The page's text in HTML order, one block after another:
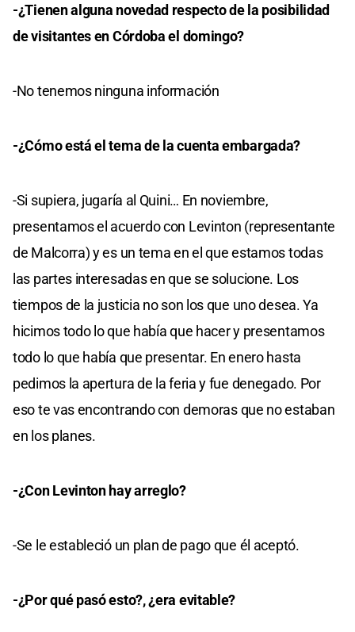
-¿Tienen alguna novedad respecto de la posibilidad
de visitantes en Córdoba el domingo?
-No tenemos ninguna información
-¿Cómo está el tema de la cuenta embargada?
-Si supiera, jugaría al Quini… En noviembre,
presentamos el acuerdo con Levinton (representante
de Malcorra) y es un tema en el que estamos todas
las partes interesadas en que se solucione. Los
tiempos de la justicia no son los que uno desea. Ya
hicimos todo lo que había que hacer y presentamos
todo lo que había que presentar. En enero hasta
pedimos la apertura de la feria y fue denegado. Por
eso te vas encontrando con demoras que no estaban
en los planes.
-¿Con Levinton hay arreglo?
-Se le estableció un plan de pago que él aceptó.
-¿Por qué pasó esto?, ¿era evitable?